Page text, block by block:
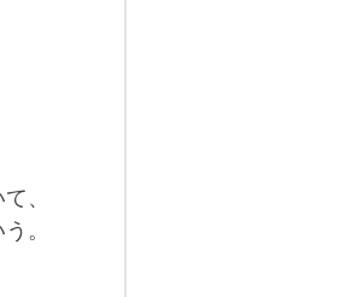
、
。